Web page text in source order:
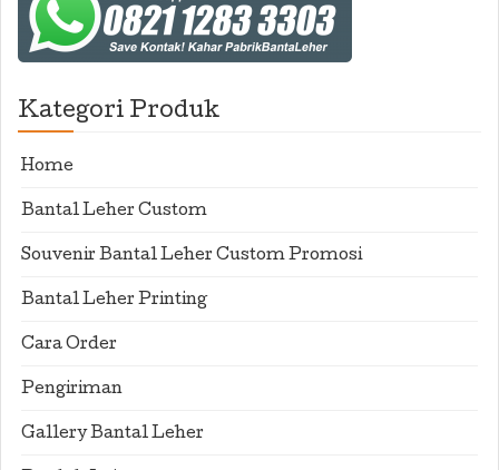
Kategori Produk
Home
Bantal Leher Custom
Souvenir Bantal Leher Custom Promosi
Bantal Leher Printing
Cara Order
Pengiriman
Gallery Bantal Leher